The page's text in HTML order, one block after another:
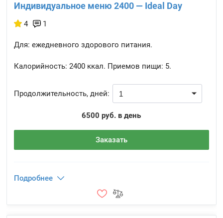
Индивидуальное меню 2400 — Ideal Day
4 1
Для: ежедневного здорового питания.
Калорийность: 2400 ккал. Приемов пищи: 5.
Продолжительность, дней:
6500 руб. в день
Заказать
Подробнее